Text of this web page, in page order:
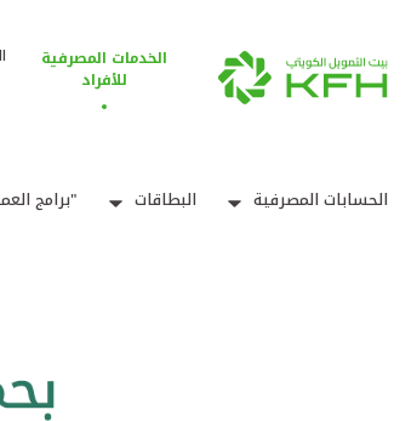
الخدمات المصرفية
للأفراد
الحسابات المصرفية البطاقات "برامج